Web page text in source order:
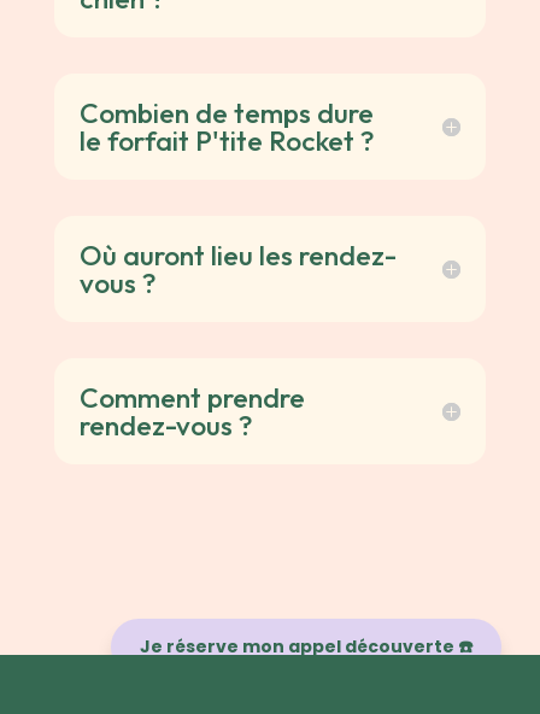
Combien de temps dure
le forfait P'tite Rocket ?
Où auront lieu les rendez-
vous ?
Comment prendre
rendez-vous ?
Je réserve mon appel découverte ☎️